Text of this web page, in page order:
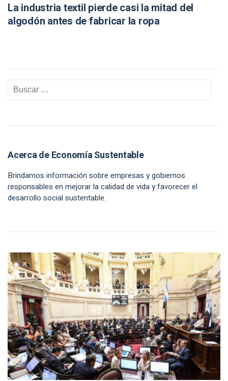
La industria textil pierde casi la mitad del
algodón antes de fabricar la ropa
Acerca de Economía Sustentable
Brindamos información sobre empresas y gobiernos
responsables en mejorar la calidad de vida y favorecer el
desarrollo social sustentable.